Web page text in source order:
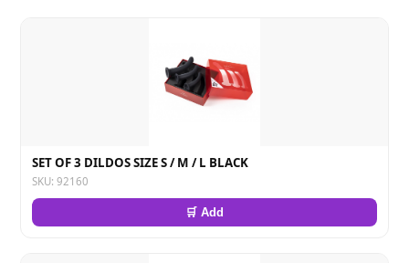
SET OF 3 DILDOS SIZE S / M / L BLACK
SKU: 92160
🛒 Add